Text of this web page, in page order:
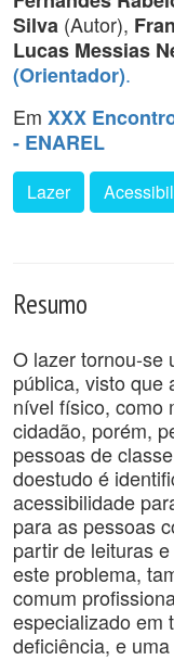
Silva (Autor),
Lucas Messias
(Orientador).
Em XXX
- ENAREL
Lazer
Resumo
O lazer tornou-se
pública, visto que
nível físico, como
cidadão, porém,
pessoas de
doestudo é
acessibilidade
para as pessoas
partir de leituras
este problema,
comum
especializado em
deficiência, e